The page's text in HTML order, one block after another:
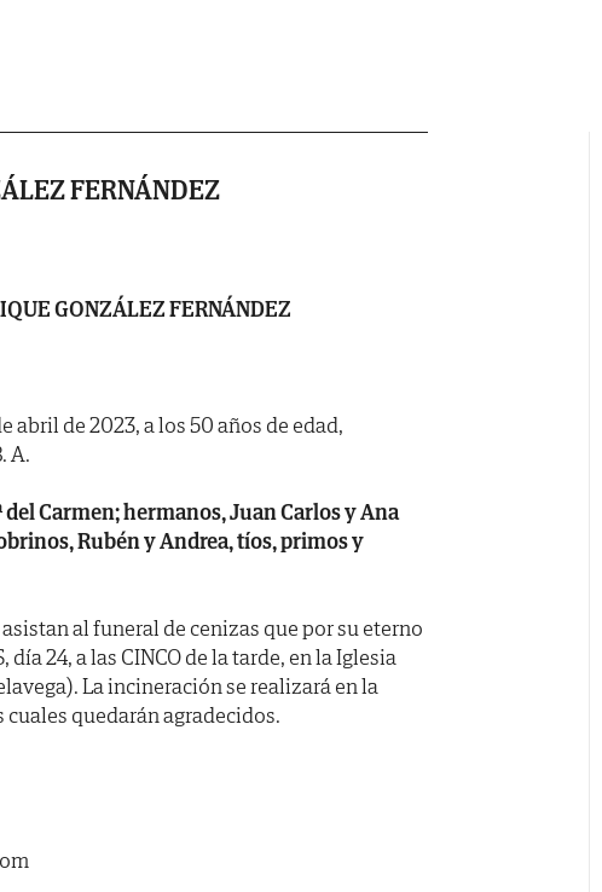
FERNÁNDEZ
GONZÁLEZ FERNÁNDEZ
abril de 2023, a los 50 años de edad,
A.
Carmen; hermanos, Juan Carlos y Ana
Rubén y Andrea, tíos, primos y
al funeral de cenizas que por su eterno
día 24, a las CINCO de la tarde, en la Iglesia
La incineración se realizará en la
quedarán agradecidos.